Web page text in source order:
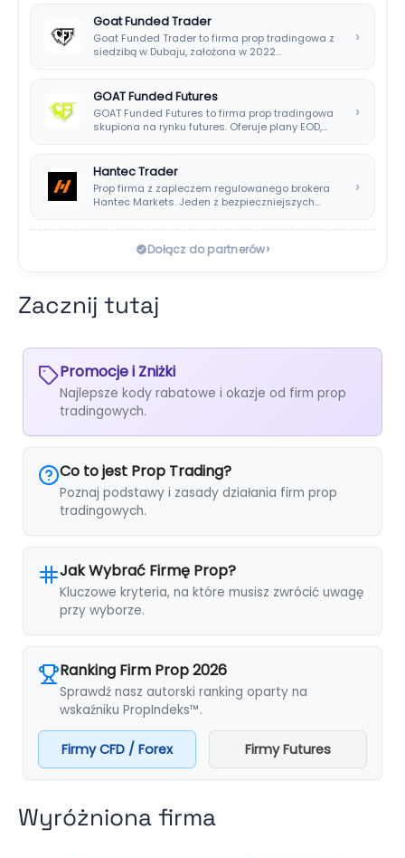
Goat Funded Trader
Goat Funded Trader to firma prop tradingowa z
siedzibą w Dubaju, założona w 2022…
›
GOAT Funded Futures
GOAT Funded Futures to firma prop tradingowa
skupiona na rynku futures. Oferuje plany EOD,…
›
Hantec Trader
Prop firma z zapleczem regulowanego brokera
Hantec Markets. Jeden z bezpieczniejszych
›
Dołącz do partnerów›
Zacznij tutaj
Promocje i Zniżki
Najlepsze kody rabatowe i okazje od firm prop
tradingowych.
Co to jest Prop Trading?
Poznaj podstawy i zasady działania firm prop
tradingowych.
Jak Wybrać Firmę Prop?
Kluczowe kryteria, na które musisz zwrócić uwagę
przy wyborze.
Ranking Firm Prop 2026
Sprawdź nasz autorski ranking oparty na
wskaźniku PropIndeks™.
Firmy CFD / Forex Firmy Futures
Wyróżniona firma